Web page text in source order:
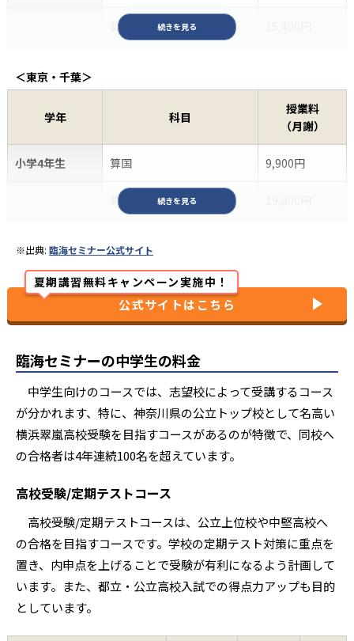
V：算国】
小学6年生 44,000円
V：算国 30,800円
続きを見る
算国理社
7,700円
16,500円
算国 13,200円
算数単科/国語単科
続きを見る
＜東京・千葉＞
学年 科目
授業料
（月謝）
小学4年生 算国 9,900円
算国理社
算数単科/国語単科
算国理社
算数単科/国語単科 9,900円
※出典: 臨海セミナー公式サイト
夏期講習無料キャンペーン実施中！
公式サイトはこちら
臨海セミナーの中学生の料金
中学生向けのコースでは、志望校によって受講するコース
が分かれます、特に、神奈川県の公立トップ校として名高い
横浜翠嵐高校受験を目指すコースがあるのが特徴で、同校へ
の合格者は4年連続100名を超えています。
高校受験/定期テストコース
高校受験/定期テストコースは、公立上位校や中堅高校へ
の合格を目指すコースです。学校の定期テスト対策に重点を
置き、内申点を上げることで受験が有利になるよう計画して
います。また、都立・公立高校入試での得点力アップも目的
としています。